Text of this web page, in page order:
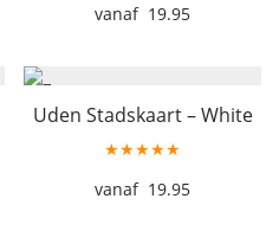
19.95
Uden Stadskaart – White
★★★★★
19.95